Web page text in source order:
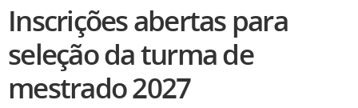
Inscrições abertas para
seleção da turma de
mestrado 2027